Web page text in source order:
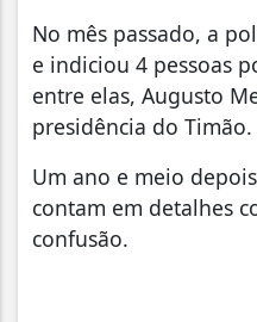
No mês passado, a
e indiciou 4 pessoas
entre elas, Augusto
presidência do Timão.
Um ano e meio
contam em detalhes
confusão.